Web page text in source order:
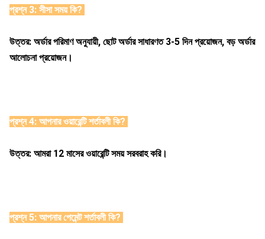
প্রশ্ন 3: সীসা সময় কি?
উত্তর: অর্ডার পরিমাণ অনুযায়ী, ছোট অর্ডার সাধারণত 3-5 দিন প্রয়োজন, বড় অর্ডার
আলোচনা প্রয়োজন।
প্রশ্ন 4: আপনার ওয়ারেন্টি শর্তাবলী কি?
উত্তর: আমরা 12 মাসের ওয়ারেন্টি সময় সরবরাহ করি।
প্রশ্ন 5: আপনার পেমেন্ট শর্তাবলী কি?